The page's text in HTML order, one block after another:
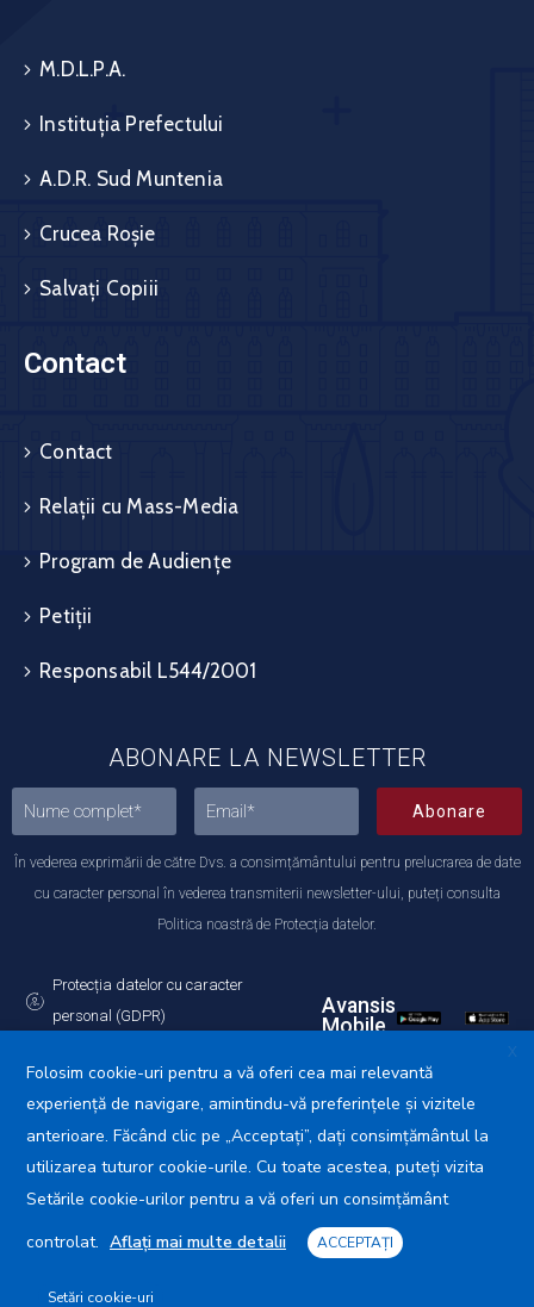
M.D.L.P.A.
Instituția Prefectului
A.D.R. Sud Muntenia
Crucea Roșie
Salvați Copiii
Contact
Contact
Relații cu Mass-Media
Program de Audiențe
Petiții
Responsabil L544/2001
ABONARE LA NEWSLETTER
Abonare
În vederea exprimării de către Dvs. a consimțământului pentru prelucrarea de date
cu caracter personal în vederea transmiterii newsletter-ului, puteți consulta
Politica noastră de Protecția datelor.
Protecția datelor cu caracter
personal (GDPR)
Avansis
Mobile
Primăria Municipiului Călărași © 2025. Toate drepturile
X
Folosim cookie-uri pentru a vă oferi cea mai relevantă
experiență de navigare, amintindu-vă preferințele și vizitele
anterioare. Făcând clic pe „Acceptați”, dați consimțământul la
utilizarea tuturor cookie-urile. Cu toate acestea, puteți vizita
Setările cookie-urilor pentru a vă oferi un consimțământ
controlat. Aflați mai multe detalii ACCEPTAȚI
Setări cookie-uri